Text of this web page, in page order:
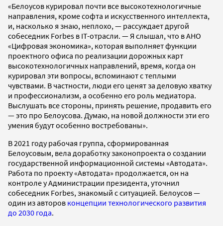
«Белоусов курировал почти все высокотехнологичные
направления, кроме софта и искусственного интеллекта,
и, насколько я знаю, неплохо, — рассуждает другой
собеседник Forbes в IT-отрасли. — Я слышал, что в АНО
«Цифровая экономика», которая выполняет функции
проектного офиса по реализации дорожных карт
высокотехнологичных направлений, время, когда он
курировал эти вопросы, вспоминают с теплыми
чувствами. В частности, люди его ценят за деловую хватку
и профессионализм, а особенно его роль медиатора.
Выслушать все стороны, принять решение, продавить его
— это про Белоусова. Думаю, на новой должности эти его
умения будут особенно востребованы».
В 2021 году рабочая группа, сформированная
Белоусовым, вела доработку законопроекта о создании
государственной информационной системы «Автодата».
Работа по проекту «Автодата» продолжается, он на
контроле у Администрации президента, уточнил
собеседник Forbes, знакомый с ситуацией. Белоусов —
один из авторов концепции технологического развития
до 2030 года.